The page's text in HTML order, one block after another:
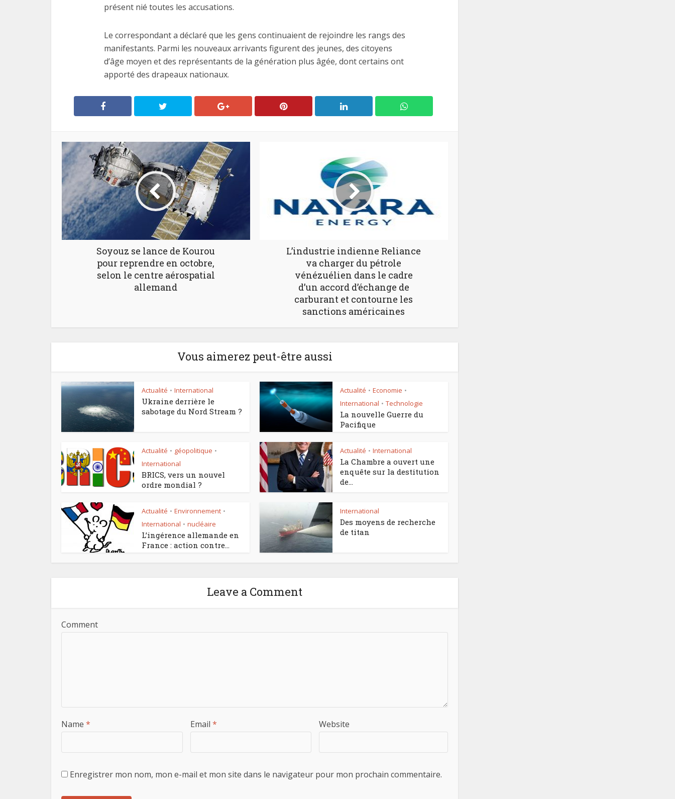
présent nié toutes les accusations.
Le correspondant a déclaré que les gens continuaient de rejoindre les rangs des
manifestants. Parmi les nouveaux arrivants figurent des jeunes, des citoyens
d’âge moyen et des représentants de la génération plus âgée, dont certains ont
apporté des drapeaux nationaux.
Soyouz se lance de Kourou
pour reprendre en octobre,
selon le centre aérospatial
allemand
L’industrie indienne Reliance
va charger du pétrole
vénézuélien dans le cadre
d’un accord d’échange de
carburant et contourne les
sanctions américaines
Vous aimerez peut-être aussi
Actualité • International
Ukraine derrière le
sabotage du Nord Stream ?
Actualité • Economie •
International • Technologie
La nouvelle Guerre du
Pacifique
Actualité • géopolitique •
International
BRICS, vers un nouvel
ordre mondial ?
Actualité • International
La Chambre a ouvert une
enquête sur la destitution
de...
Actualité • Environnement •
International • nucléaire
L’ingérence allemande en
France : action contre...
International
Des moyens de recherche
de titan
Leave a Comment
Comment
Name * Email * Website
Enregistrer mon nom, mon e-mail et mon site dans le navigateur pour mon prochain commentaire.